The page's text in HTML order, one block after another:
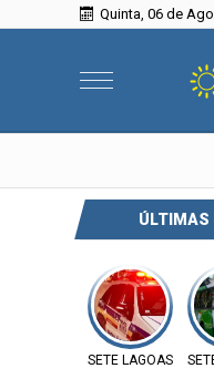
Quinta, 06 de
ÚLTIMAS
SETE LAGOAS